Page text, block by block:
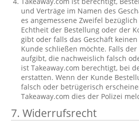
und Verträge im Namen des
es angemessene Zweifel
Echtheit der Bestellung oder der
gibt oder falls das Geschäft
Kunde schließen möchte. Falls
aufgibt, die nachweislich falsch
ist Takeaway.com berechtigt, bei
erstatten. Wenn der Kunde
falsch oder betrügerisch
Takeaway.com dies der Polizei
7. Widerrufsrecht